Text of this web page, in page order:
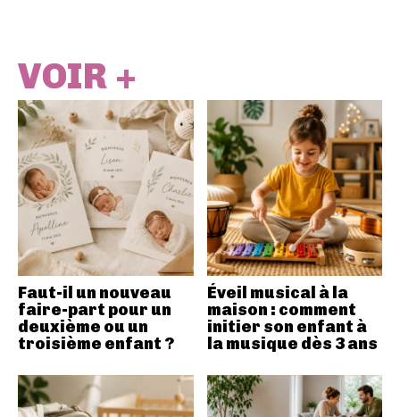
VOIR +
Faut-il un nouveau
faire-part pour un
deuxième ou un
troisième enfant ?
Éveil musical à la
maison : comment
initier son enfant à
la musique dès 3 ans